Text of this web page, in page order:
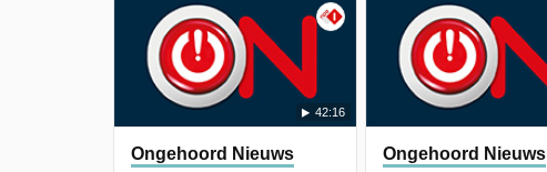
42:16
Ongehoord Nieuws Ongehoord Nieuws